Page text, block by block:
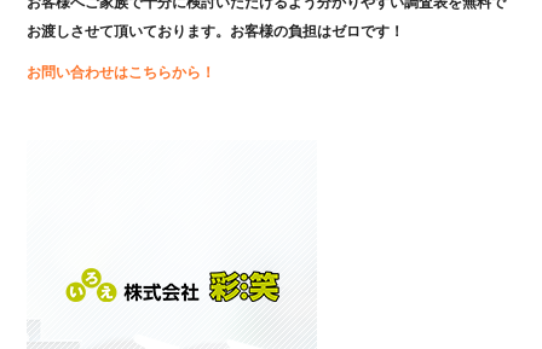
お渡しさせて頂いております。お客様の負担はゼロです！
お問い合わせはこちらから！